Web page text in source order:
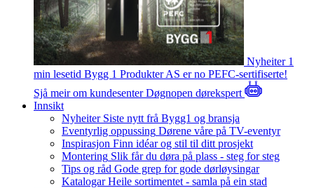
Nyheiter 1
min lesetid Bygg 1 Produkter AS er no PEFC-sertifiserte!
Sjå meir om kundesenterDøgnopen dørekspert
Innsikt
Nyheiter Siste nytt frå Bygg1 og bransja
Eventyrlig oppussing Dørene våre på TV-eventyr
Inspirasjon Finn idéar og stil til ditt prosjekt
Montering Slik får du døra på plass - steg for steg
Tips og råd Gode grep for gode dørløysingar
Katalogar Heile sortimentet - samla på ein stad